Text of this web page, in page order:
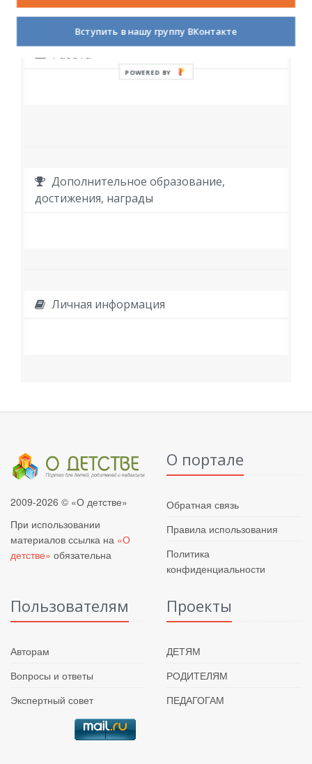
Работа
Дополнительное образование,
достижения, награды
Личная информация
2009-2026 © «О детстве»
При использовании
материалов ссылка на «О
детстве» обязательна
О портале
Обратная связь
Правила использования
Политика
конфиденциальности
Пользователям
Авторам
Вопросы и ответы
Экспертный совет
Проекты
ДЕТЯМ
РОДИТЕЛЯМ
ПЕДАГОГАМ
Вступить в нашу группу ВКонтакте
POWERED BY